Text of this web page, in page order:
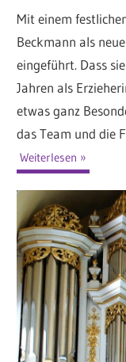
Mit einem
Beckmann als
eingeführt. Dass
Jahren als
etwas ganz
das Team und die
Weiterlesen